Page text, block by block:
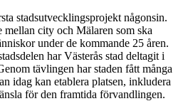
stadsutvecklingsprojekt någonsin.
mellan city och Mälaren som ska
under de kommande 25 åren.
har Västerås stad deltagit i
tävlingen har staden fått många
idag kan etablera platsen, inkludera
för den framtida förvandlingen.